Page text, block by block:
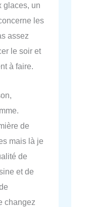
glaces, un
les
assez
le soir et
à faire.
de
mais là je
de
et de
changez